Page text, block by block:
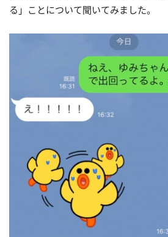
る」ことについて聞いてみました。